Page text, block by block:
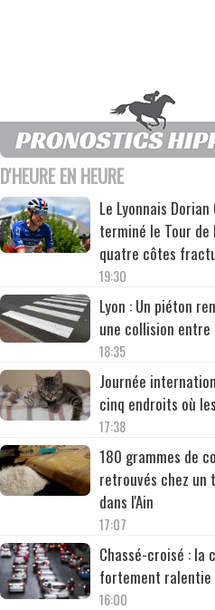
D'HEURE EN HEURE
Le Lyonnais Dorian
terminé le Tour de
quatre côtes
19:30
Lyon : Un piéton
une collision
18:35
Journée
cinq endroits où
17:38
180 grammes de
retrouvés chez un
dans l'Ain
17:07
Chassé-croisé : la
fortement ralentie
16:00